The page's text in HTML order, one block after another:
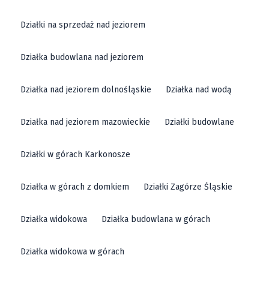
Działki na sprzedaż nad jeziorem
Działka budowlana nad jeziorem
Działka nad jeziorem dolnośląskie Działka nad wodą
Działka nad jeziorem mazowieckie Działki budowlane
Działki w górach Karkonosze
Działka w górach z domkiem Działki Zagórze Śląskie
Działka widokowa Działka budowlana w górach
Działka widokowa w górach